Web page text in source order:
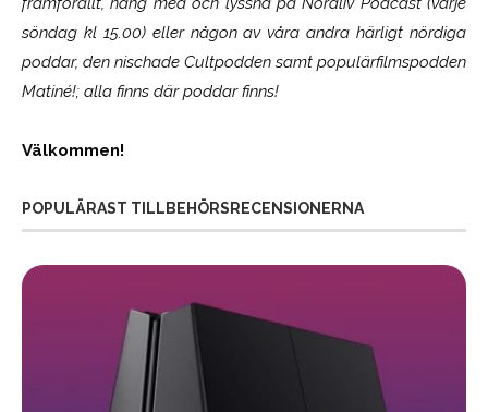
söndag kl 15.00) eller någon av våra andra härligt nördiga
poddar, den nischade Cultpodden samt populärfilmspodden
Matiné!; alla finns där poddar finns!
Välkommen!
POPULÄRAST TILLBEHÖRSRECENSIONERNA